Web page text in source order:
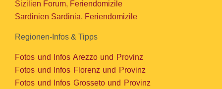
Sizilien Forum, Feriendomizile
Sardinien Sardinia, Feriendomizile
Regionen-Infos & Tipps
Fotos und Infos Arezzo und Provinz
Fotos und Infos Florenz und Provinz
Fotos und Infos Grosseto und Provinz